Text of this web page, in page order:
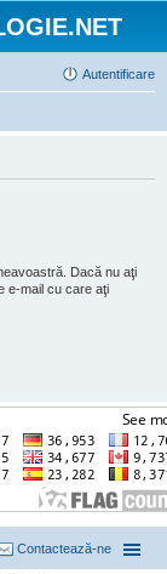
Autentificare
Dacă nu aţi
e-mail cu care aţi
Contactează-ne